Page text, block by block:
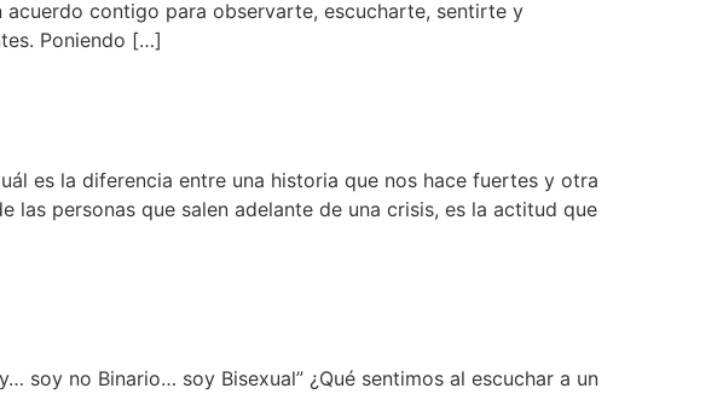
contigo para observarte, escucharte, sentirte y
Poniendo […]
es la diferencia entre una historia que nos hace fuertes y otra
personas que salen adelante de una crisis, es la actitud que
soy no Binario… soy Bisexual” ¿Qué sentimos al escuchar a un